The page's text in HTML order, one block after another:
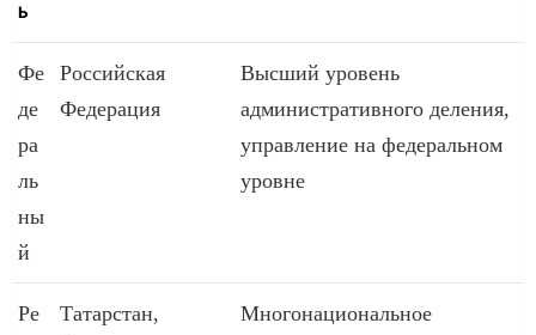
Ь
Фе
де
ра
ль
ны
й
Российская
Федерация
Высший уровень
административного деления,
управление на федеральном
уровне
Ре
Татарстан,
Многонациональное